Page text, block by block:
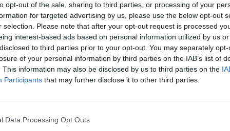
opt-out of the sale, sharing to third parties, or processing of your
for targeted advertising by us, please use the below opt-out
selection. Please note that after your opt-out request is processed
interest-based ads based on personal information utilized by us
to third parties prior to your opt-out. You may separately
of your personal information by third parties on the IAB’s list of
This information may also be disclosed by us to third parties on the
Participants that may further disclose it to other third parties.
Data Processing Opt Outs
regalano agli MVP. Esporlo in bacheca
soddisfazione. Ho visto i ragazzi molto
Abbiamo la consapevolezza di avere
di confrontarci con tutte le squadre più
e cercare di riportare i colori azzurri
al mondo, dove mancano da troppo
c'è una sfida cruciale, quella contro la
di presa di coscienza della nostre
più giochiamo meglio, più ci prendiamo
Trump, Meloni e la strategia